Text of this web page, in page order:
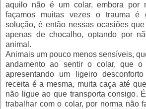
aquilo não é um colar, embora por
façamos muitas vezes o trauma é
solução, é então nessas ocasiões
apenas de chocalho, optando por
animal.
Animais um pouco menos sensíveis,
andamento ao sentir o colar, que o
apresentando um ligeiro
receita é a mesma, muita caça até
não ligue ao que transporta consigo.
trabalhar com o colar, por norma não